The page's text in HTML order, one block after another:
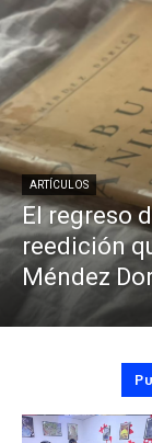
ARTÍCULOS
El regreso
reedición
Méndez